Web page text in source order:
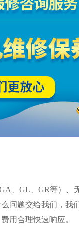
、GL、GR等）
问题交给我们，我
用合理快速响应。